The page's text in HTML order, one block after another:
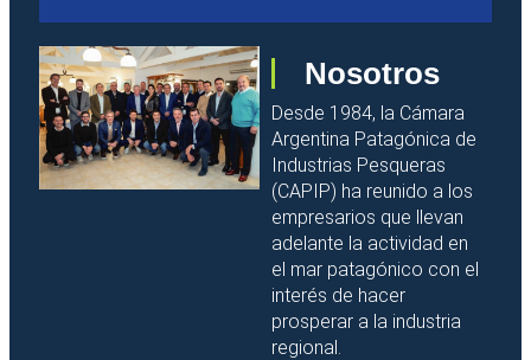
Nosotros
Desde 1984, la Cámara
Argentina Patagónica de
Industrias Pesqueras
(CAPIP) ha reunido a los
empresarios que llevan
adelante la actividad en
el mar patagónico con el
interés de hacer
prosperar a la industria
regional.